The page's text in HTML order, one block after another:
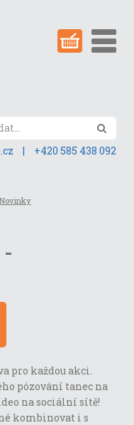
| +420 585 438 092
Novinky
pro každou akci.
pózování tanec na
na sociální sítě!
kombinovat i s